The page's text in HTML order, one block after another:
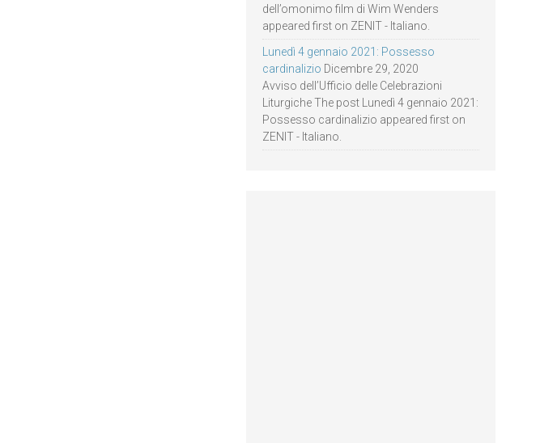
dell’omonimo film di Wim Wenders
appeared first on ZENIT - Italiano.
Lunedì 4 gennaio 2021: Possesso
cardinalizio Dicembre 29, 2020
Avviso dell’Ufficio delle Celebrazioni
Liturgiche The post Lunedì 4 gennaio 2021:
Possesso cardinalizio appeared first on
ZENIT - Italiano.